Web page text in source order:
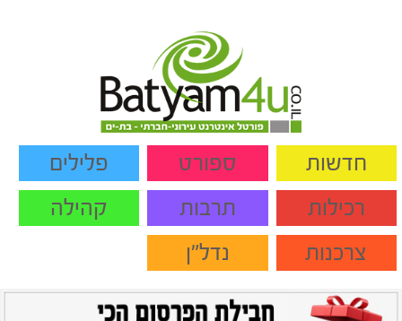
חדשות ספורט
פלילים
רכילות
תרבות
קהילה
צרכנות
נדל"ן